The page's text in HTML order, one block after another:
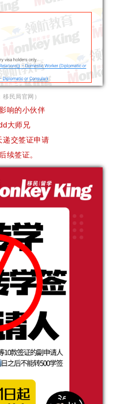
移民局官网）
响的小伙伴
大师兄
递交签证申请
续签证。